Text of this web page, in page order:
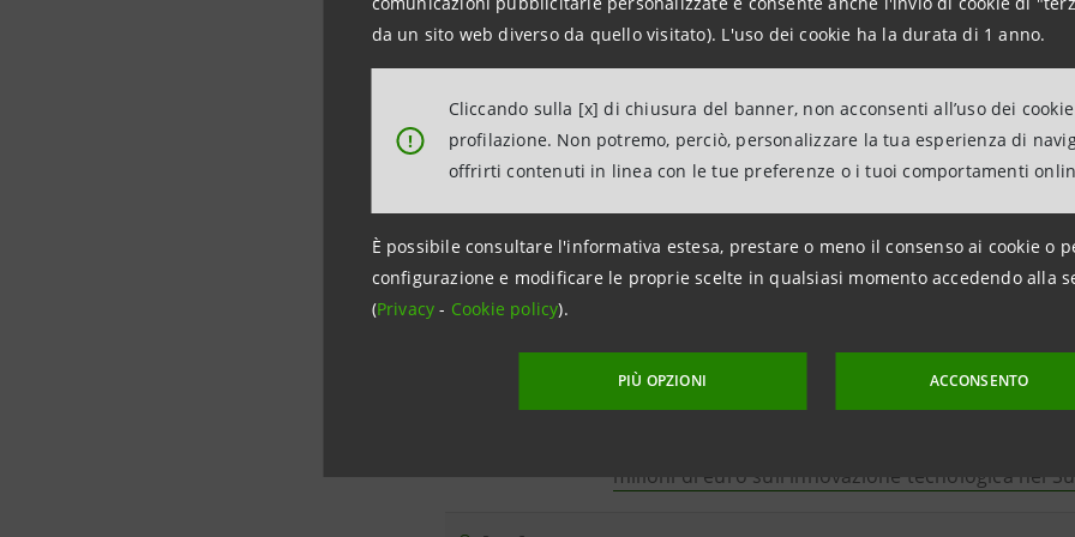
da un sito web diverso da quello visitato). L'uso dei cookie ha la durata di 1 anno.
!
Cliccando sulla [x] di chiusura del banner, non acconsenti all’uso dei
profilazione. Non potremo, perciò, personalizzare la tua esperienza di
offrirti contenuti in linea con le tue preferenze o i tuoi comportamenti
È possibile consultare l'informativa estesa, prestare o meno il consenso ai cookie o
configurazione e modificare le proprie scelte in qualsiasi momento accedendo alla
(Privacy- Cookie policy).
PIÙ OPZIONI ACCONSENTO
14.12.2011 -
23:49
percorso di accesso al credito
13.12.2011 -
18:05
Intesa Sanpaolo: definizione di controversie con
Entrate
18:03
Intesa Sanpaolo: l'analisi dell'EBA sui dati di
conferma l'adeguatezza patrimoniale del Gruppo
rating a seguito della stessa azione sul rating
milioni di euro sull'innovazione tecnologica nel